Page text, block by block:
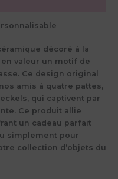
décoré à la
valeur un motif de
Ce design original
amis à quatre pattes,
qui captivent par
Ce produit allie
un cadeau parfait
simplement pour
collection d’objets du